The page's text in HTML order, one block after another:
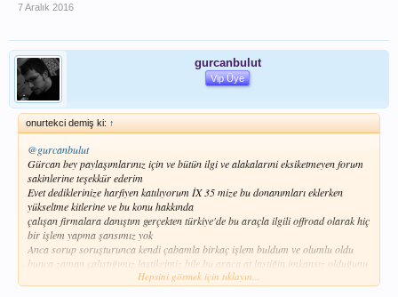
7 Aralık 2016
gurcanbulut
Vip Üye
onurtekci demiş ki: ↑
@gurcanbulut
Gürcan bey paylaşımlarınız için ve bütün ilgi ve alakalarıni eksiketmeyen forum
sakinlerine teşekkür ederim
Evet dediklerinize harfiyen katılıyorum İX 35 mize bu donanımları eklerken
yükseltme kitlerine ve bu konu hakkında
çalışan firmalara danıştım gerçekten türkiye'de bu araçla ilgili offroad olarak hiç
bir işlem yapma şansımız yok
Anca sorup soruşturunca kendi çabamla birkaç işlem buldum ve olumlu oldu
bunca zaman çalıştığımız lastikcimiz bile bu araca at lastiğin imkansız olduğunu
ve 55 yanak olarak hiç bir şekilde at lastik bulamayacağımı defalarca söyledi
Hepsini görmek için tıklayın...